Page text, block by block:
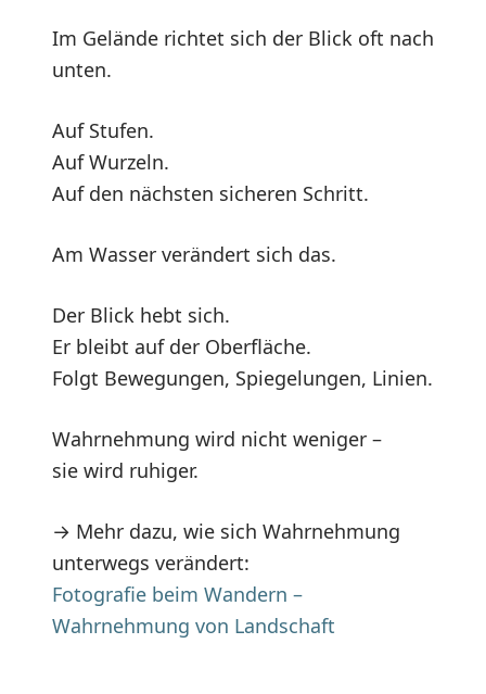
Im Gelände richtet sich der Blick oft nach
unten.
Auf Stufen.
Auf Wurzeln.
Auf den nächsten sicheren Schritt.
Am Wasser verändert sich das.
Der Blick hebt sich.
Er bleibt auf der Oberfläche.
Folgt Bewegungen, Spiegelungen, Linien.
Wahrnehmung wird nicht weniger –
sie wird ruhiger.
→ Mehr dazu, wie sich Wahrnehmung
unterwegs verändert:
Fotografie beim Wandern –
Wahrnehmung von Landschaft